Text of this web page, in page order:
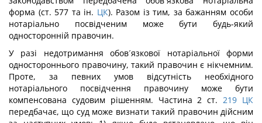
форма (ст. 577 та ін. ЦК). Разом із тим, за бажанням особи
нотаріально посвідченим може бути будь-який
односторонній правочин.
У разі недотримання обов´язкової нотаріальної форми
одностороннього правочину, такий правочин є нікчемним.
Проте, за певних умов відсутність необхідного
нотаріального посвідчення правочину може бути
компенсована судовим рішенням. Частина 2 ст. 219 ЦК
передбачає, що суд може визнати такий правочин дійсним